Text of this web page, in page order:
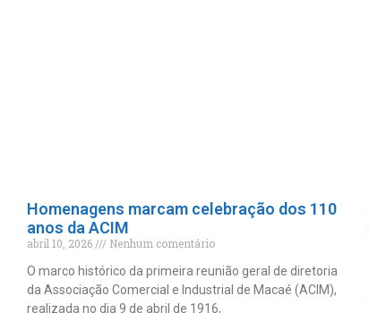
Homenagens marcam celebração dos 110
anos da ACIM
abril 10, 2026
Nenhum comentário
O marco histórico da primeira reunião geral de diretoria
da Associação Comercial e Industrial de Macaé (ACIM),
realizada no dia 9 de abril de 1916,